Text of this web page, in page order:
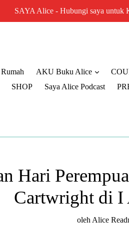
SAYA Alice - Hubungi saya untuk
Rumah AKU Buku Alice
SHOP
Saya Alice Podcast
Hari
Cartwright di I
oleh Alice